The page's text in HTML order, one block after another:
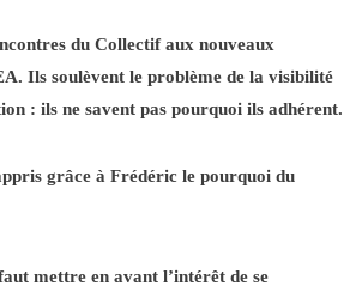
du Collectif aux nouveaux
Ils soulèvent le problème de la visibilité
: ils ne savent pas pourquoi ils adhérent.
grâce à Frédéric le pourquoi du
mettre en avant l’intérêt de se